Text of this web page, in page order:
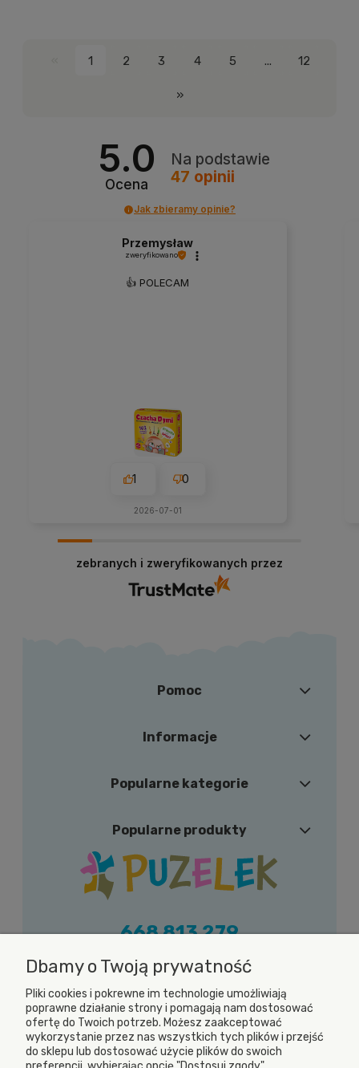
1 2 3 4 5 ... 12
»
5.0
Ocena
Na podstawie
47 opinii
Jak zbieramy opinie?
Przemysław
zweryfikowano
👍️ POLECAM
1 0
2026-07-01
zebranych i zweryfikowanych przez
Pomoc
Informacje
Popularne kategorie
Popularne produkty
668 813 279
shop@puzelek.pl
Zapraszamy do kontaktu w dni robocze (od
poniedziałku do piątku) w godzinach od 9.00
do 17.00
Dbamy o Twoją prywatność
Pliki cookies i pokrewne im technologie umożliwiają
poprawne działanie strony i pomagają nam dostosować
ofertę do Twoich potrzeb. Możesz zaakceptować
wykorzystanie przez nas wszystkich tych plików i przejść
do sklepu lub dostosować użycie plików do swoich